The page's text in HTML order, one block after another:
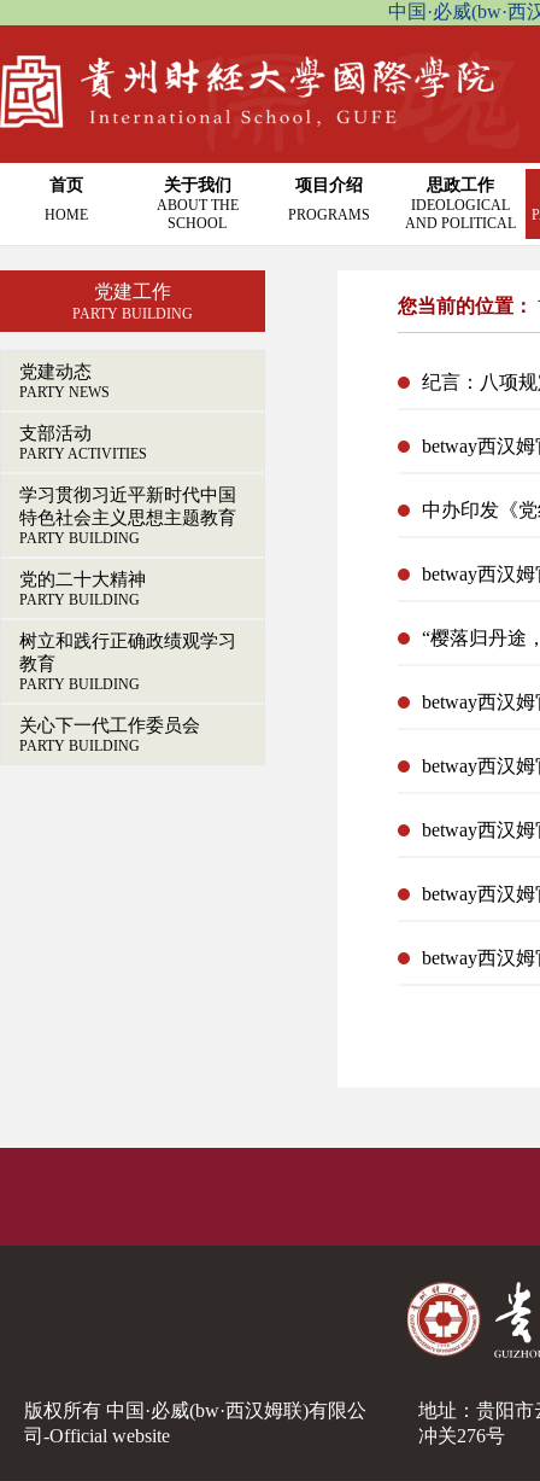
中国·必威(bw·西
首页
HOME
关于我们
ABOUT THE
SCHOOL
项目介绍
PROGRAMS
思政工作
IDEOLOGICAL
AND POLITICAL
党建工作
PARTY BUILDING
党建动态
PARTY NEWS
支部活动
PARTY ACTIVITIES
学习贯彻习近平新时代中国
特色社会主义思想主题教育
PARTY BUILDING
党的二十大精神
PARTY BUILDING
树立和践行正确政绩观学习
教育
PARTY BUILDING
关心下一代工作委员会
PARTY BUILDING
您当前的位置：
纪言：八项
betway西汉
中办印发《
betway西汉
“樱落归丹途
betway西汉
betway西汉
betway西汉
betway西汉
betway西汉
版权所有 中国·必威(bw·西汉姆联)有限公
司-Official website
地址：贵阳市
冲关276号